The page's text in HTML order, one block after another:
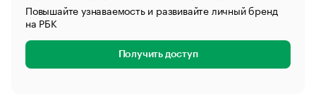
Повышайте узнаваемость и развивайте личный бренд
на РБК
Получить доступ